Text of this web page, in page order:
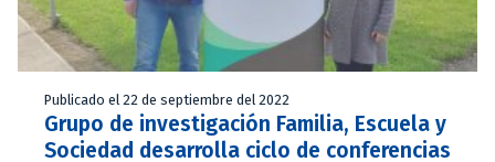
Publicado el 22 de septiembre del 2022
Grupo de investigación Familia, Escuela y
Sociedad desarrolla ciclo de conferencias